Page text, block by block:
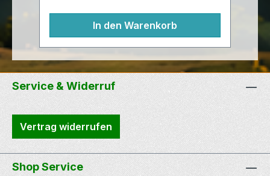
In den Warenkorb
Service & Widerruf
Vertrag widerrufen
Shop Service